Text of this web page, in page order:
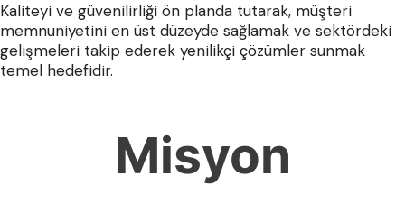
Kaliteyi ve güvenilirliği ön planda tutarak, müşteri
memnuniyetini en üst düzeyde sağlamak ve sektördeki
gelişmeleri takip ederek yenilikçi çözümler sunmak
temel hedefidir.
Misyon